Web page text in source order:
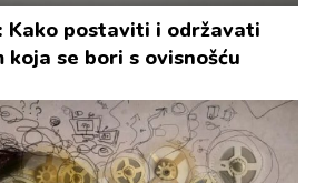
Kako postaviti i održavati
koja se bori s ovisnošću